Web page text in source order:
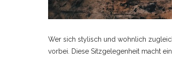
Wer sich stylisch und wohnlich
vorbei. Diese Sitzgelegenheit macht